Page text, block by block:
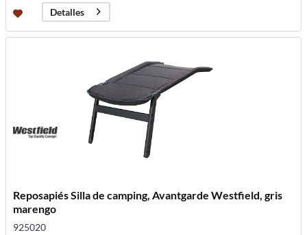
Detalles
Reposapiés Silla de camping, Avantgarde Westfield, gris
marengo
925020